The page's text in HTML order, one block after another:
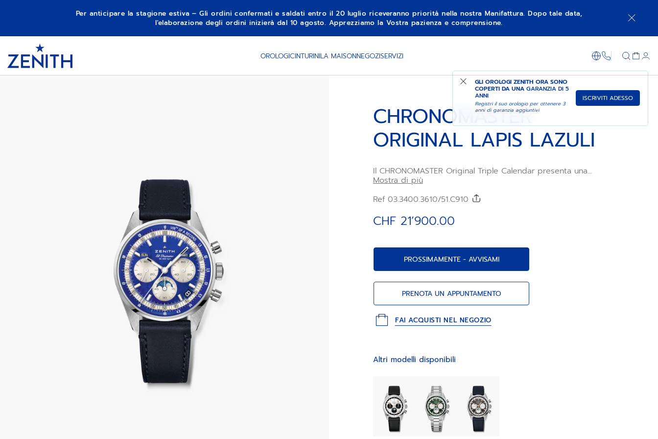
Per anticipare la stagione estiva – Gli ordini confermati e saldati entro il 20 luglio riceveranno priorità nella nostra Manifattura. Dopo tale data,
l'elaborazione degli ordini inizierà dal 10 agosto. Apprezziamo la Vostra pazienza e comprensione.
1 OROLOGICINTURINILA MAISONNEGOZISERVIZI +800 36 00
GLI OROLOGI ZENITH ORA SONO
COPERTI DA UNA GARANZIA DI 5
ANNI
Registri il suo orologio per ottenere 3
anni di garanzia aggiuntivi
ISCRIVITI ADESSO
CHRONOMASTER
ORIGINAL LAPIS LAZULI
Il CHRONOMASTER Original Triple Calendar presenta una
cassa in acciaio da 38 mm ed è dotato di un cinturino in
quadrante in lapislazzuli presenta contatori argentati.
Primero 3610 dotato di cronografo con precisione di lettura
al 1/10 di secondo e indicazioni di giorno, data, mese e fasi
Mostra di più
Ref 03.3400.3610/51.C910
CHF 21’900.00
PROSSIMAMENTE - AVVISAMI
PRENOTA UN APPUNTAMENTO
FAI ACQUISTI NEL NEGOZIO
Altri modelli disponibili